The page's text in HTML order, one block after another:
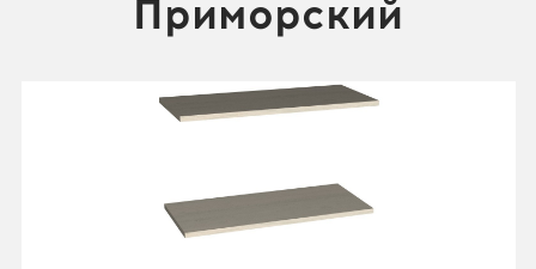
Приморский